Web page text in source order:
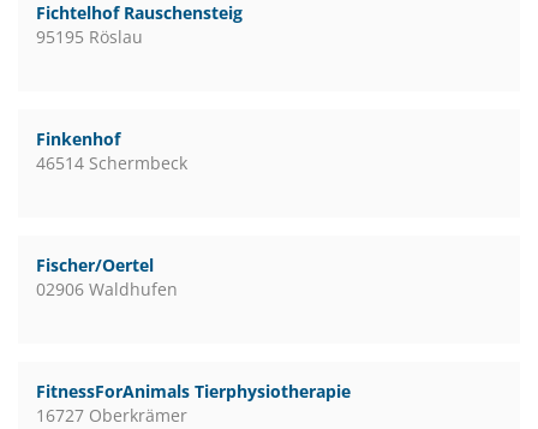
Fichtelhof Rauschensteig
95195 Röslau
Finkenhof
46514 Schermbeck
Fischer/Oertel
02906 Waldhufen
FitnessForAnimals Tierphysiotherapie
16727 Oberkrämer